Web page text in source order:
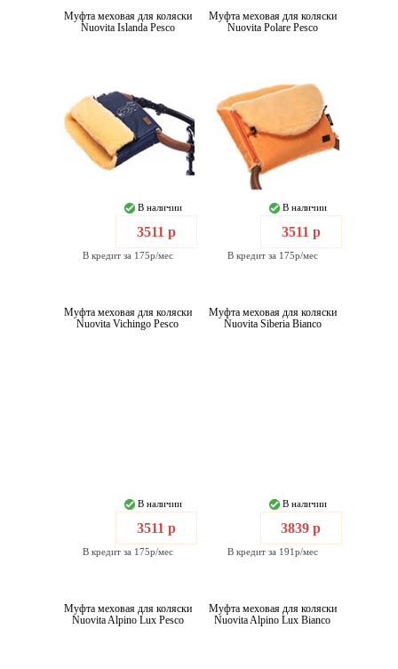
Муфта меховая для коляски
Nuovita Islanda Pesco
В наличии
3511 р
В кредит за 175р/мес
Муфта меховая для коляски
Nuovita Polare Pesco
В наличии
3511 р
В кредит за 175р/мес
Муфта меховая для коляски
Nuovita Vichingo Pesco
В наличии
3511 р
В кредит за 175р/мес
Муфта меховая для коляски
Nuovita Siberia Bianco
В наличии
3839 р
В кредит за 191р/мес
Муфта меховая для коляски
Nuovita Alpino Lux Pesco
Муфта меховая для коляски
Nuovita Alpino Lux Bianco